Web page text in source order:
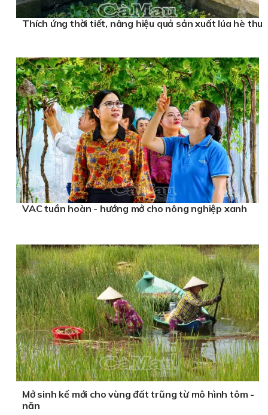
Thích ứng thời tiết, nâng hiệu quả sản xuất lúa hè thu
VAC tuần hoàn - hướng mở cho nông nghiệp xanh
Mở sinh kế mới cho vùng đất trũng từ mô hình tôm -
năn